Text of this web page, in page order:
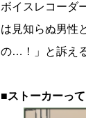
ボイスレコーダ
は見知らぬ男性
の…！」と訴え
■ストーカーっ